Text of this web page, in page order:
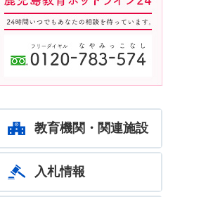
24時間いつでもあなたの相談
を待っています。フリーダイ
ヤル：0120-783-574
教育機関・関連施設
入札情報